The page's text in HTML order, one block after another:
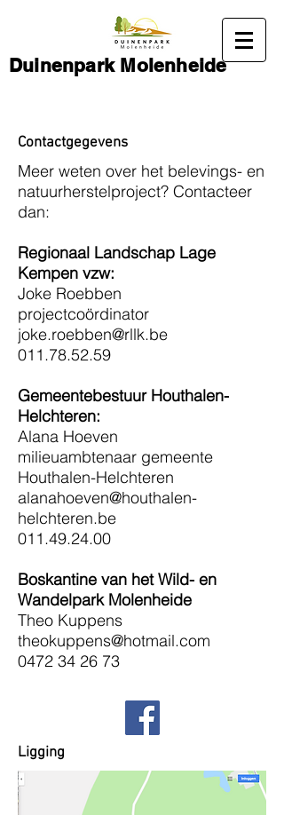
Duinenpark Molenheide
Contactgegevens
Meer weten over het belevings- en
natuurherstelproject? Contacteer
dan:
Regionaal Landschap Lage
Kempen vzw:
Joke Roebben
projectcoördinator
joke.roebben@rllk.be
011.78.52.59
Gemeentebestuur Houthalen-
Helchteren:
Alana Hoeven
milieuambtenaar gemeente
Houthalen-Helchteren
alanahoeven@houthalen-
helchteren.be
011.49.24.00
Boskantine van het Wild- en
Wandelpark Molenheide
Theo Kuppens
theokuppens@hotmail.com
0472 34 26 73
Ligging